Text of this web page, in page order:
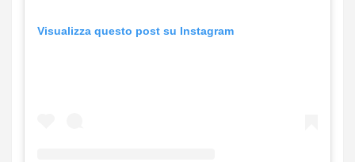
Visualizza questo post su Instagram